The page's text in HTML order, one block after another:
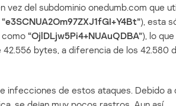
del subdominio onedumb.com que
“e3SCNUA2Om97ZXJ1fGI+Y4Bt”), esta
como “OjlDLjw5Pi4+NUAuQDBA”), lo
bytes, a diferencia de los 42.580
infecciones de estos ataques. Debido a